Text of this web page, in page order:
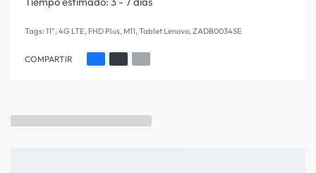
Tags: 11",4G LTE, FHD Plus, M11,Tablet Lenovo,ZADB0034SE
COMPARTIR